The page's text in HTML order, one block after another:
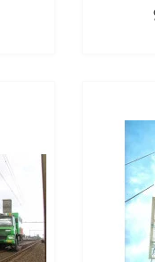
ПВВ
проб